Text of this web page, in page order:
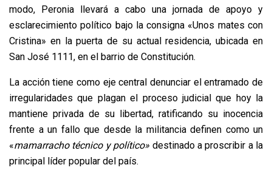
modo, Peronia llevará a cabo una jornada de apoyo y
esclarecimiento político bajo la consigna «Unos mates con
Cristina» en la puerta de su actual residencia, ubicada en
San José 1111, en el barrio de Constitución.
La acción tiene como eje central denunciar el entramado de
irregularidades que plagan el proceso judicial que hoy la
mantiene privada de su libertad, ratificando su inocencia
frente a un fallo que desde la militancia definen como un
«mamarracho técnico y político» destinado a proscribir a la
principal líder popular del país.